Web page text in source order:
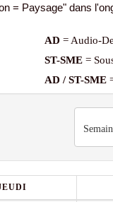
= Paysage" dans
AD = Audio-
ST-SME =
AD / ST-SME